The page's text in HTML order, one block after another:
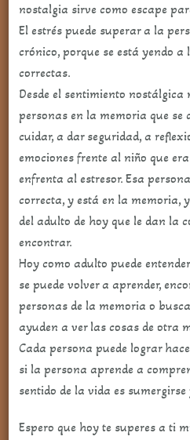
nostalgia sirve como escape
El estrés puede superar a la
crónico, porque se está yendo
correctas.
Desde el sentimiento
personas en la memoria que se
cuidar, a dar seguridad, a
emociones frente al niño que
enfrenta al estresor. Esa
correcta, y está en la memoria,
del adulto de hoy que le dan la
encontrar.
Hoy como adulto puede
se puede volver a aprender,
personas de la memoria o
ayuden a ver las cosas de otra
Cada persona puede lograr
si la persona aprende a
sentido de la vida es sumergirse
Espero que hoy te superes a ti